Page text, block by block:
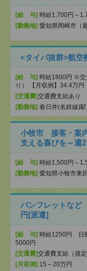
[給 与] 時給1,700円～
[勤務地] 愛知県岡崎市（
<タイパ抜群>航空
[給 与] 時給1800円 ※交
り） 【月収例】34.4万円
[交通費]交通費支給あり
[勤務地] 春日井(名鉄線)駅
小牧市 接客・案
支える喜びを～週
[給 与] 時給1,500円～
[勤務地] 愛知県小牧市東
パンフレットなど
円[派遣]
[給 与] 時給1250円 日
5000円
[交通費]交通費支給（規定
[月収例] 15～20万円